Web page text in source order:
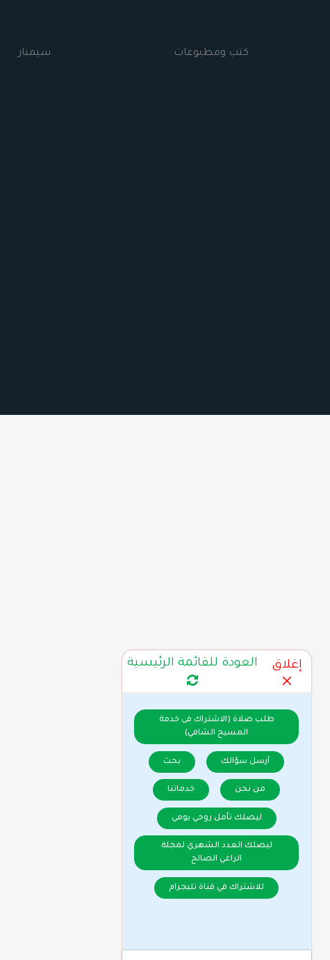
كتب ومطبوعات سيمنار
إغلاق العودة للقائمة الرئيسية
طلب صلاة (الاشتراك فى خدمة
المسيح الشافي)
أرسل سؤالك بحث
من نحن خدماتنا
ليصلك تأمل روحي يومي
ليصلك العدد الشهري لمجلة
الراعي الصالح
للاشتراك في قناة تليجرام